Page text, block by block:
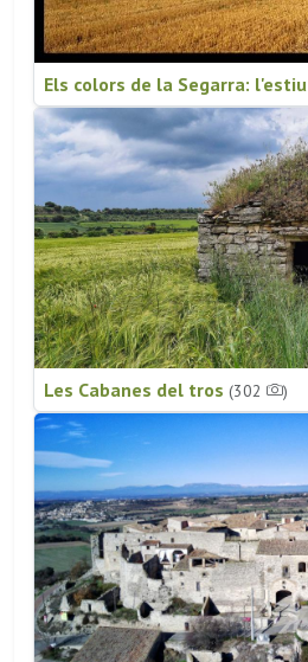
Els colors de la Segarra: l'estiu
Les Cabanes del tros (302 )